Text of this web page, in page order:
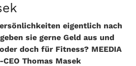
eigentlich nach
sie gerne Geld aus und
doch für Fitness? MEEDIA
Thomas Masek